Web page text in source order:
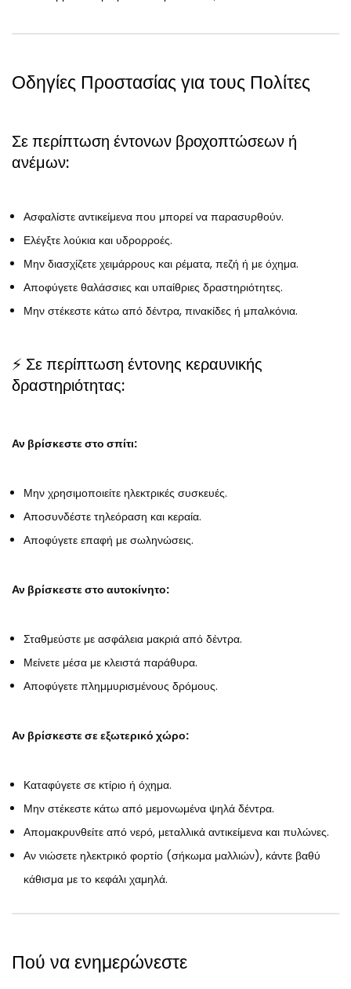
Οδηγίες Προστασίας για τους Πολίτες
Σε περίπτωση έντονων βροχοπτώσεων ή
ανέμων:
Ασφαλίστε αντικείμενα που μπορεί να παρασυρθούν.
Ελέγξτε λούκια και υδρορροές.
Μην διασχίζετε χειμάρρους και ρέματα, πεζή ή με όχημα.
Αποφύγετε θαλάσσιες και υπαίθριες δραστηριότητες.
Μην στέκεστε κάτω από δέντρα, πινακίδες ή μπαλκόνια.
⚡ Σε περίπτωση έντονης κεραυνικής
δραστηριότητας:
Αν βρίσκεστε στο σπίτι:
Μην χρησιμοποιείτε ηλεκτρικές συσκευές.
Αποσυνδέστε τηλεόραση και κεραία.
Αποφύγετε επαφή με σωληνώσεις.
Αν βρίσκεστε στο αυτοκίνητο:
Σταθμεύστε με ασφάλεια μακριά από δέντρα.
Μείνετε μέσα με κλειστά παράθυρα.
Αποφύγετε πλημμυρισμένους δρόμους.
Αν βρίσκεστε σε εξωτερικό χώρο:
Καταφύγετε σε κτίριο ή όχημα.
Μην στέκεστε κάτω από μεμονωμένα ψηλά δέντρα.
Απομακρυνθείτε από νερό, μεταλλικά αντικείμενα και πυλώνες.
Αν νιώσετε ηλεκτρικό φορτίο (σήκωμα μαλλιών), κάντε βαθύ
κάθισμα με το κεφάλι χαμηλά.
Πού να ενημερώνεστε